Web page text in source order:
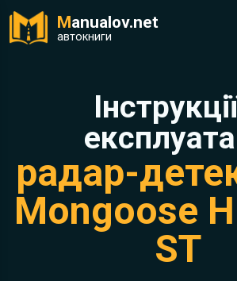
Manualov.net
автокниги
радар-
Mongoose
ST